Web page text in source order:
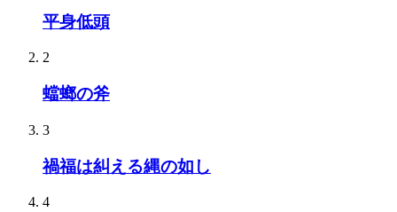
平身低頭
2
蟷螂の斧
3
禍福は糾える縄の如し
4